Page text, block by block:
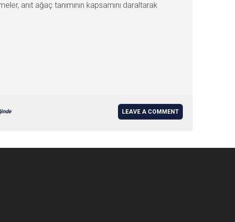
anıt ağaç tanımının kapsamını daraltarak
LEAVE A COMMENT